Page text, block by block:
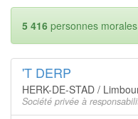
5 416 personnes
'T DERP
HERK-DE-STAD /
Société privée à